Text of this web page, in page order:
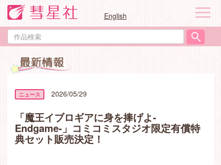
English
作
品
ナ
ゲ
ー
2026/05/29
「魔王イブロギアに身を捧げよ-
Endgame-」コミコミスタジオ限定有償特
典セット販売決定！